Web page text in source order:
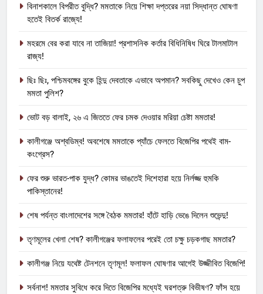
বিনাশকালে বিপরীত বুদ্ধি? মমতাকে নিয়ে শিক্ষা দপ্তরের নয়া সিদ্ধান্ত ঘোষণা
হতেই বিতর্ক রাজ্যে!
মহরমে বের করা যাবে না তাজিয়া! প্রশাসনিক কর্তার বিধিনিষিধ ঘিরে টালমাটাল
রাজ্য!
ছিঃ ছিঃ, পশ্চিমবঙ্গের বুকে হিন্দু দেবতাকে এভাবে অপমান? সবকিছু দেখেও কেন চুপ
মমতা পুলিশ?
ভোট বড় বালাই, ২৬ এ জিততে ফের চমক দেওয়ার মরিয়া চেষ্টা মমতার!
কালীগঞ্জে অশ্বডিম্ব! অবশেষে মমতাকে প্যাঁচে ফেলতে বিজেপির পথেই বাম-
কংগ্রেস?
ফের শুরু ভারত-পাক যুদ্ধ? কোমর ভাঙতেই দিশেহারা হয়ে নির্লজ্জ হুমকি
পাকিস্তানের!
শেষ পর্যন্ত বাংলাদেশের সঙ্গে বৈঠক মমতার! হাঁটে হাড়ি ভেঙে দিলেন শুভেন্দু!
তৃণমূলের খেলা শেষ? কালীগঞ্জের ফলাফলের পরেই তো চক্ষু চড়কগাছ মমতার?
কালীগঞ্জ নিয়ে যথেষ্ট টেনশনে তৃণমূল! ফলাফল ঘোষণার আগেই উজ্জীবিত বিজেপি!
সর্বনাশ! মমতার সুবিধে করে দিতে বিজেপির মধ্যেই ঘরশত্রু বিভীষণ? ফাঁস হয়ে